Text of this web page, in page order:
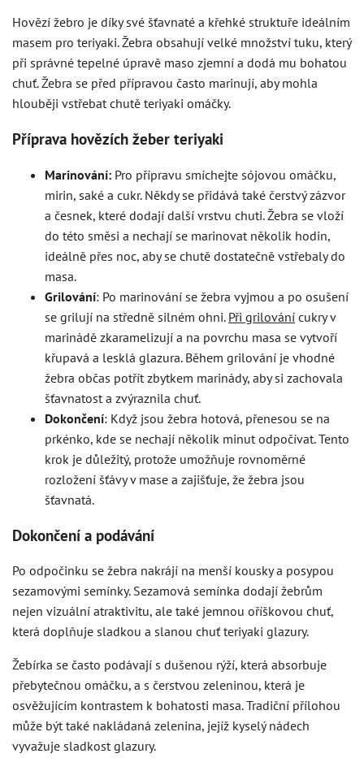
Hovězí žebro je díky své šťavnaté a křehké struktuře ideálním
masem pro teriyaki. Žebra obsahují velké množství tuku, který
při správné tepelné úpravě maso zjemní a dodá mu bohatou
chuť. Žebra se před přípravou často marinují, aby mohla
hlouběji vstřebat chutě teriyaki omáčky.
Příprava hovězích žeber teriyaki
Marinování: Pro přípravu smíchejte sójovou omáčku,
mirin, saké a cukr. Někdy se přidává také čerstvý zázvor
a česnek, které dodají další vrstvu chuti. Žebra se vloží
do této směsi a nechají se marinovat několik hodin,
ideálně přes noc, aby se chutě dostatečně vstřebaly do
masa.
Grilování: Po marinování se žebra vyjmou a po osušení
se grilují na středně silném ohni. Při grilování cukry v
marinádě zkaramelizují a na povrchu masa se vytvoří
křupavá a lesklá glazura. Během grilování je vhodné
žebra občas potřít zbytkem marinády, aby si zachovala
šťavnatost a zvýraznila chuť.
Dokončení: Když jsou žebra hotová, přenesou se na
prkénko, kde se nechají několik minut odpočívat. Tento
krok je důležitý, protože umožňuje rovnoměrné
rozložení šťávy v mase a zajišťuje, že žebra jsou
šťavnatá.
Dokončení a podávání
Po odpočinku se žebra nakrájí na menší kousky a posypou
sezamovými semínky. Sezamová semínka dodají žebrům
nejen vizuální atraktivitu, ale také jemnou oříškovou chuť,
která doplňuje sladkou a slanou chuť teriyaki glazury.
Žebírka se často podávají s dušenou rýží, která absorbuje
přebytečnou omáčku, a s čerstvou zeleninou, která je
osvěžujícím kontrastem k bohatosti masa. Tradiční přílohou
může být také nakládaná zelenina, jejíž kyselý nádech
vyvažuje sladkost glazury.